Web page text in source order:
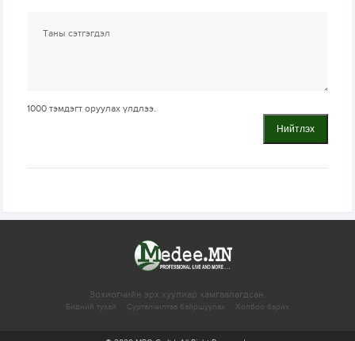
1000 тэмдэгт оруулах үлдлээ.
Нийтлэх
Зохиогчийн эрх хуулиар хамгаалагдсан.
Бидний тухай Сурталчилгаа байршуулах Холбоо барих